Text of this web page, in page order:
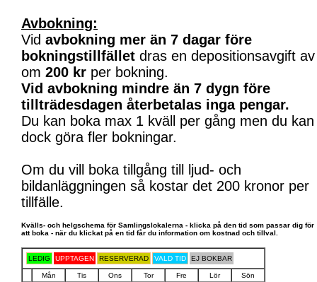
Avbokning:
Vid avbokning mer än 7 dagar före
bokningstillfället dras en depositionsavgift av
om 200 kr per bokning.
Vid avbokning mindre än 7 dygn före
tillträdesdagen återbetalas inga pengar.
Du kan boka max 1 kväll per gång men du kan
dock göra fler bokningar.
Om du vill boka tillgång till ljud- och
bildanläggningen så kostar det 200 kronor per
tillfälle.
Kvälls- och helgschema för Samlingslokalerna - klicka på den tid som passar dig för
att boka - när du klickat på en tid får du information om kostnad och tillval.
LEDIG UPPTAGEN RESERVERAD VALD TID EJ BOKBAR
Mån Tis Ons Tor Fre Lör
Sön